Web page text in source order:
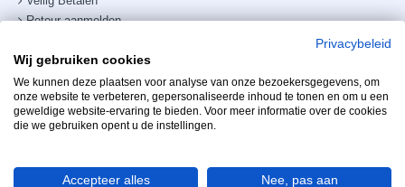
Retour aanmelden
Site map
Telefoonnummer:+31238882885
Mijn account
Privacybeleid
Wij gebruiken cookies
We kunnen deze plaatsen voor analyse van onze bezoekersgegevens, om
onze website te verbeteren, gepersonaliseerde inhoud te tonen en om u een
geweldige website-ervaring te bieden. Voor meer informatie over de cookies
die we gebruiken opent u de instellingen.
Accepteer alles Nee, pas aan